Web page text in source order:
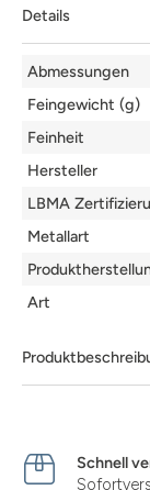
Details
Details
Abmessungen
Feingewicht (g)
Feinheit
Hersteller
LBMA
Metallart
Art
Schnell